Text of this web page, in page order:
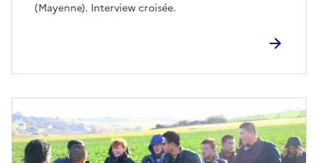
(Mayenne). Interview croisée.